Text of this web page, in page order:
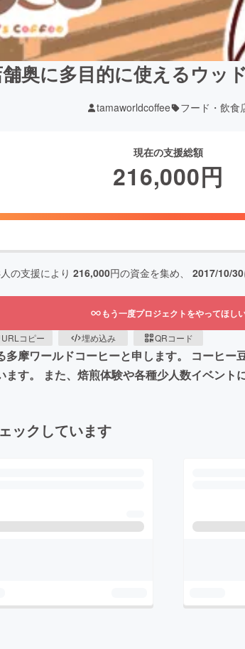
奥に多目的に使えるウッ
tamaworldcoffee フード・飲食
現在の支援総額
216,000円
人の支援により 216,000円の資金を集め、 2017/10/30
もう一度プロジェクトをやってほし
URLコピー 埋め込み QRコード
摩ワールドコーヒーと申します。 コーヒ
す。 また、焙煎体験や各種少人数イベント
ックしています